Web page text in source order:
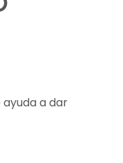
a dar